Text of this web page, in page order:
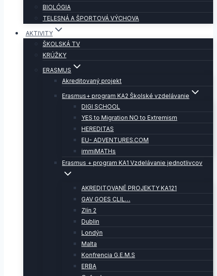
BIOLÓGIA
TELESNÁ A ŠPORTOVÁ VÝCHOVA
AKTIVITY
ŠKOLSKÁ TV
KRÚŽKY
ERASMUS
Akreditovaný projekt
Erasmus+ program KA2 Školské vzdelávanie
DIGI SCHOOL
YES to Migration NO to Extremism
HEREDITAS
EU- ADVENTURES.COM
immiMATHs
Erasmus + program KA1 Vzdelávanie jednotlivcov
AKREDITOVANÉ PROJEKTY KA121
GAV GOES CLIL…
Zlín 2
Dublin
Londýn
Malta
Konfrencia G.E.M.S
ERBA